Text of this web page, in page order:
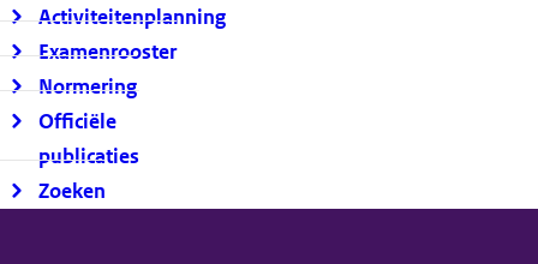
Activiteitenplanning
Examenrooster
Normering
Officiële
publicaties
Zoeken